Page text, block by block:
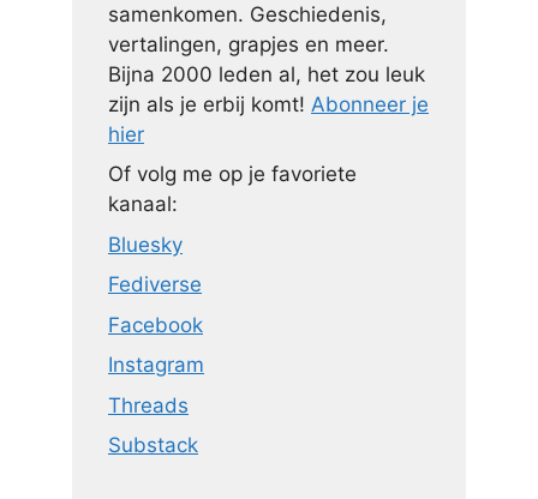
samenkomen. Geschiedenis,
vertalingen, grapjes en meer.
Bijna 2000 leden al, het zou leuk
zijn als je erbij komt! Abonneer je
hier
Of volg me op je favoriete
kanaal:
Bluesky
Fediverse
Facebook
Instagram
Threads
Substack